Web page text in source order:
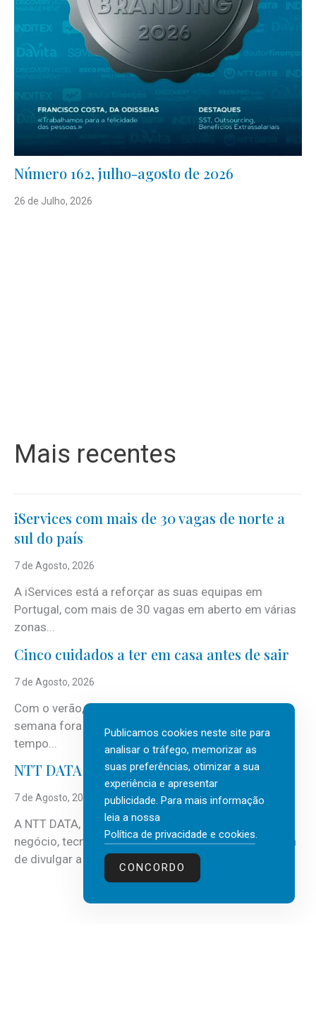
Número 162, julho-agosto de 2026
26 de Julho, 2026
Mais recentes
iServices com mais de 30 vagas de norte a
sul do país
7 de Agosto, 2026
A iServices está a reforçar as suas equipas em
Portugal, com mais de 30 vagas em aberto em várias
zonas...
Cinco cuidados a ter em casa antes de sair
7 de Agosto, 2026
Com o verão, chegam também as férias, os fins-de-
semana fora e os dias em que a casa fica mais
tempo...
NTT DATA Insurtech Global Outlook 2026
7 de Agosto, 2026
A NTT DATA, consultora global em serviços de
negócio, tecnologia e inteligência artificial (IA), acaba
de divulgar a mais recente...
Publicamos cookies neste site para
analisar o tráfego, memorizar as
suas preferências, otimizar a sua
experiência e apresentar
publicidade. Para mais informação
leia a nossa
Política de privacidade e cookies.
CONCORDO